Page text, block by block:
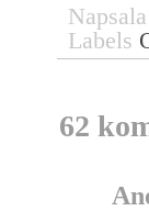
Napsala
Labels
62